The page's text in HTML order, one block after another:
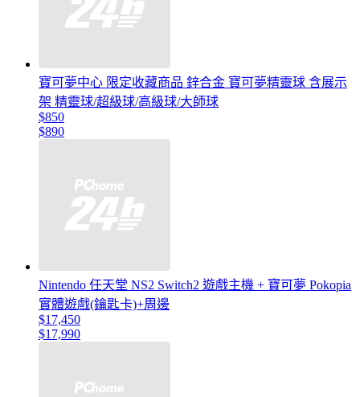
寶可夢中心 限定收藏商品 鋅合金 寶可夢精靈球 含展示
架 精靈球/超級球/高級球/大師球
$850
$890
Nintendo 任天堂 NS2 Switch2 遊戲主機 + 寶可夢 Pokopia
實體遊戲(鑰匙卡)+周邊
$17,450
$17,990